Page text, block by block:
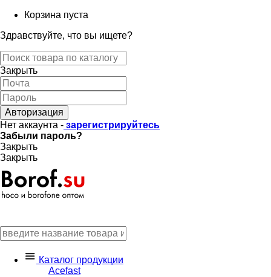
Корзина пуста
Здравствуйте, что вы ищете?
Закрыть
Авторизация
Нет аккаунта - зарегистрируйтесь
Забыли пароль?
Закрыть
Закрыть
Каталог продукции
Acefast